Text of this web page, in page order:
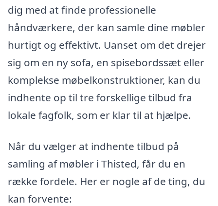
dig med at finde professionelle
håndværkere, der kan samle dine møbler
hurtigt og effektivt. Uanset om det drejer
sig om en ny sofa, en spisebordssæt eller
komplekse møbelkonstruktioner, kan du
indhente op til tre forskellige tilbud fra
lokale fagfolk, som er klar til at hjælpe.
Når du vælger at indhente tilbud på
samling af møbler i Thisted, får du en
række fordele. Her er nogle af de ting, du
kan forvente: